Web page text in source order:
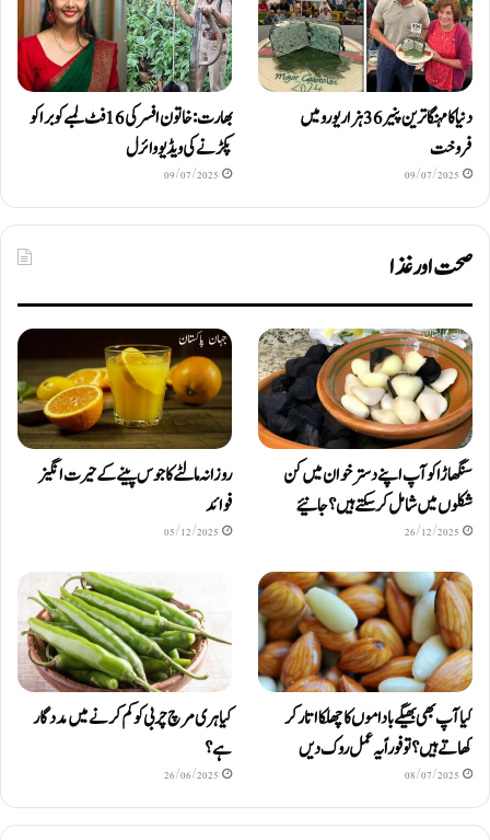
دنیا کا مہنگا ترین پنیر 36 ہزار یورو میں
فروخت
09/07/2025
بھارت: خاتون افسر کی 16 فٹ لمبے کوبرا کو
پکڑنے کی ویڈیو وائرل
09/07/2025
صحت اور غذا
سنگھاڑا کو آپ اپنے دستر خوان میں کن
شکلوں میں شامل کرسکتے ہیں ؟ جانیئے
26/12/2025
روزانہ مالٹے کا جوس پینے کے حیرت انگیز
فوائد
05/12/2025
کیا آپ بھی بھیگے باداموں کا چھلکا اتار کر
کھاتے ہیں؟ تو فوراً یہ عمل روک دیں
08/07/2025
کیا ہری مرچ چربی کو کم کرنے میں مددگار
ہے؟
26/06/2025